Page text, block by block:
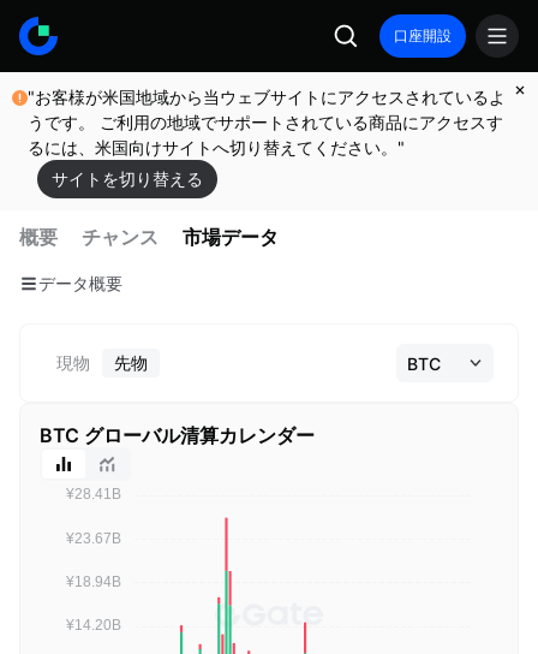
口座開設
"お客様が米国地域から当ウェブサイトにアクセスされているよ
うです。 ご利用の地域でサポートされている商品にアクセスす
るには、米国向けサイトへ切り替えてください。"
サイトを切り替える
概要 チャンス 市場データ
データ概要
現物 先物
BTC グローバル清算カレンダー